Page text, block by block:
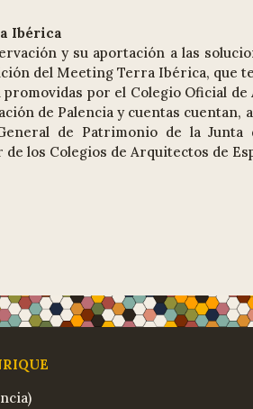
Ibérica
y su aportación a las
del Meeting Terra Ibérica, que
por el Colegio Oficial
de Palencia y cuentas cuentan,
de Patrimonio de la Junta
los Colegios de Arquitectos de